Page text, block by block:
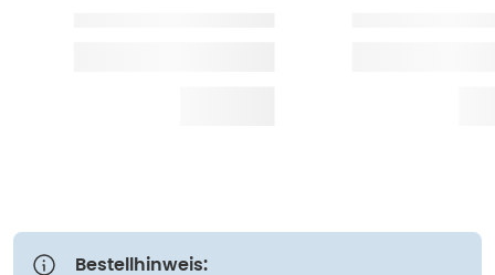
Bestellhinweis: